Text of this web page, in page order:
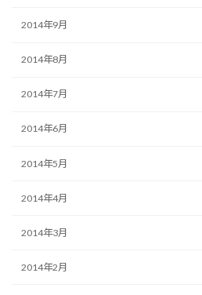
2014年9月
2014年8月
2014年7月
2014年6月
2014年5月
2014年4月
2014年3月
2014年2月